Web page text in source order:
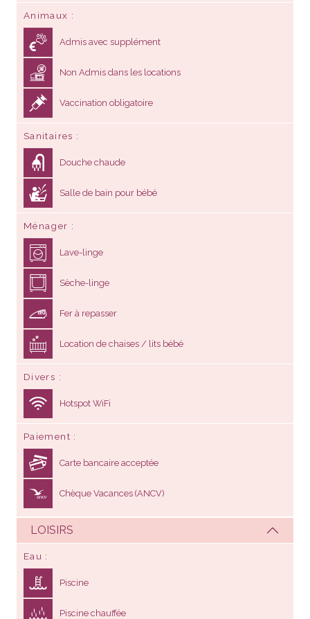
Animaux
Admis avec supplément
Non Admis dans les locations
Vaccination obligatoire
Sanitaires
Douche chaude
Salle de bain pour bébé
Ménager
Lave-linge
Sèche-linge
Fer à repasser
Location de chaises / lits bébé
Divers
Hotspot WiFi
Paiement
Carte bancaire acceptée
Chèque Vacances (ANCV)
LOISIRS
Eau
Piscine
Piscine chauffée